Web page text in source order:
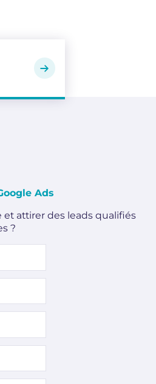
Ads
attirer des leads qualifiés
?